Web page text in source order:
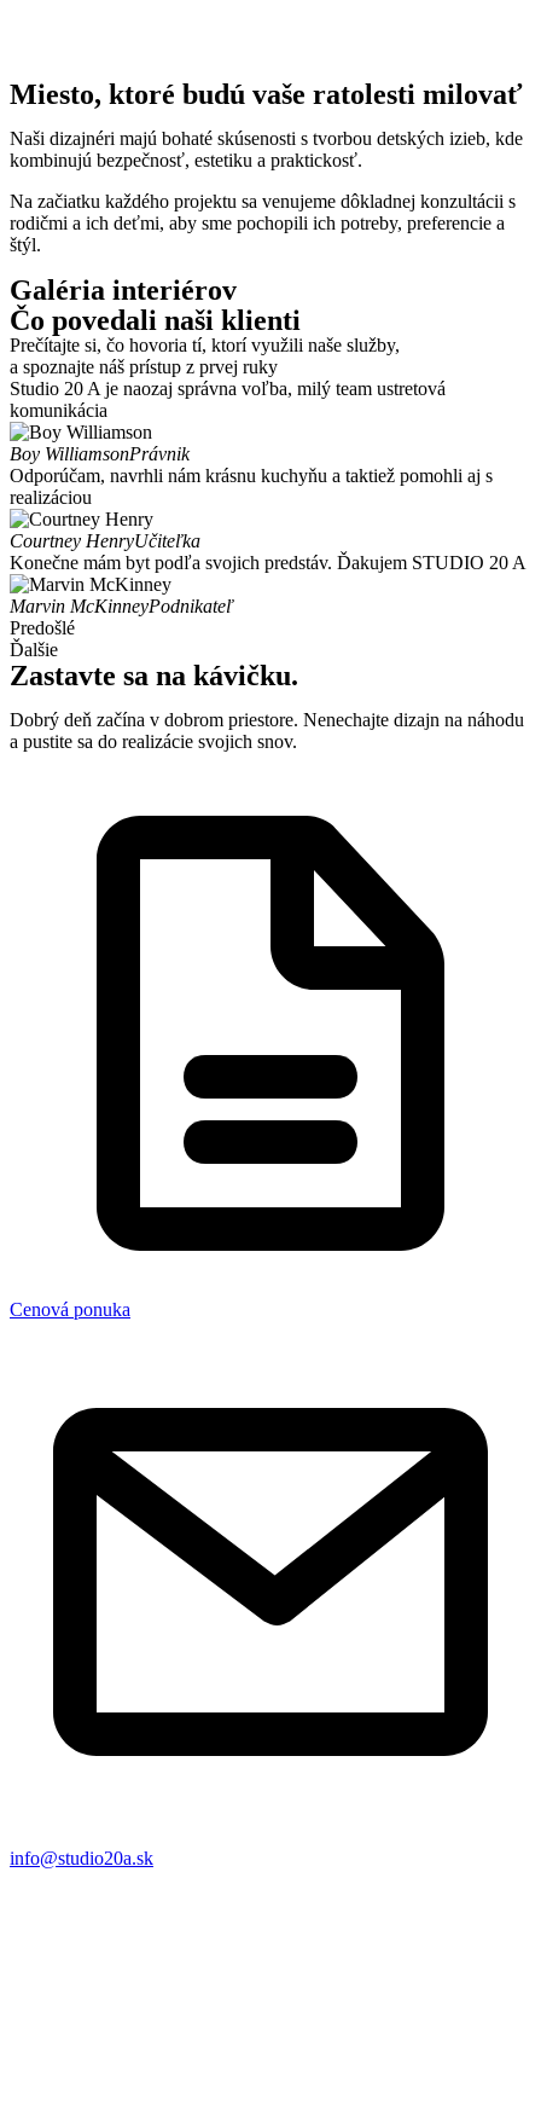
Miesto, ktoré budú vaše ratolesti milovať
Naši dizajnéri majú bohaté skúsenosti s tvorbou detských izieb, kde
kombinujú bezpečnosť, estetiku a praktickosť.
Na začiatku každého projektu sa venujeme dôkladnej konzultácii s
rodičmi a ich deťmi, aby sme pochopili ich potreby, preferencie a
štýl.
Galéria interiérov
Čo povedali naši klienti
Prečítajte si, čo hovoria tí, ktorí využili naše služby,
a spoznajte náš prístup z prvej ruky
Studio 20 A je naozaj správna voľba, milý team ustretová
komunikácia
Boy WilliamsonPrávnik
Odporúčam, navrhli nám krásnu kuchyňu a taktiež pomohli aj s
realizáciou
Courtney HenryUčiteľka
Konečne mám byt podľa svojich predstáv. Ďakujem STUDIO 20 A
Marvin McKinneyPodnikateľ
Predošlé
Ďalšie
Zastavte sa na kávičku.
Dobrý deň začína v dobrom priestore. Nenechajte dizajn na náhodu
a pustite sa do realizácie svojich snov.
Cenová ponuka
info@studio20a.sk